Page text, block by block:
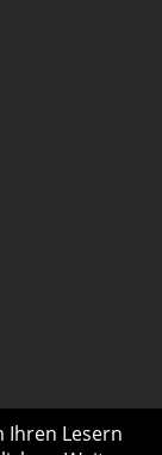
Ihren Lesern